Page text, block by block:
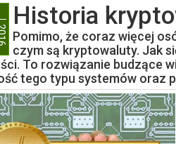
Historia
Pomimo, że coraz więcej
czym są kryptowaluty. Jak
To rozwiązanie budzące
tego typu systemów oraz